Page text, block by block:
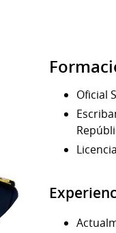
Oficial